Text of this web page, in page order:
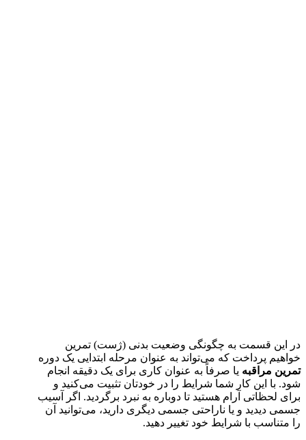
در این قسمت به چگونگی وضعیت بدنی (ژست) تمرین
خواهیم پرداخت که می‌تواند به عنوان مرحله ابتدایی یک دوره‌
تمرین مراقبه‌ یا صرفاً به عنوان کاری برای یک دقیقه انجام
شود. با این کار شما شرایط را در خودتان تثبیت می‌کنید و
برای لحظاتی آرام هستید تا دوباره به نبرد برگردید. اگر آسیب
جسمی دیدید و یا ناراحتی جسمی دیگری دارید، می‌توانید آن
را متناسب با شرایط خود تغییر دهید.